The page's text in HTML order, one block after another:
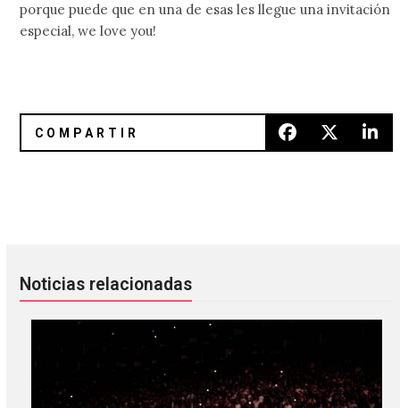
porque puede que en una de esas les llegue una invitación
especial, we love you!
Noticias relacionadas